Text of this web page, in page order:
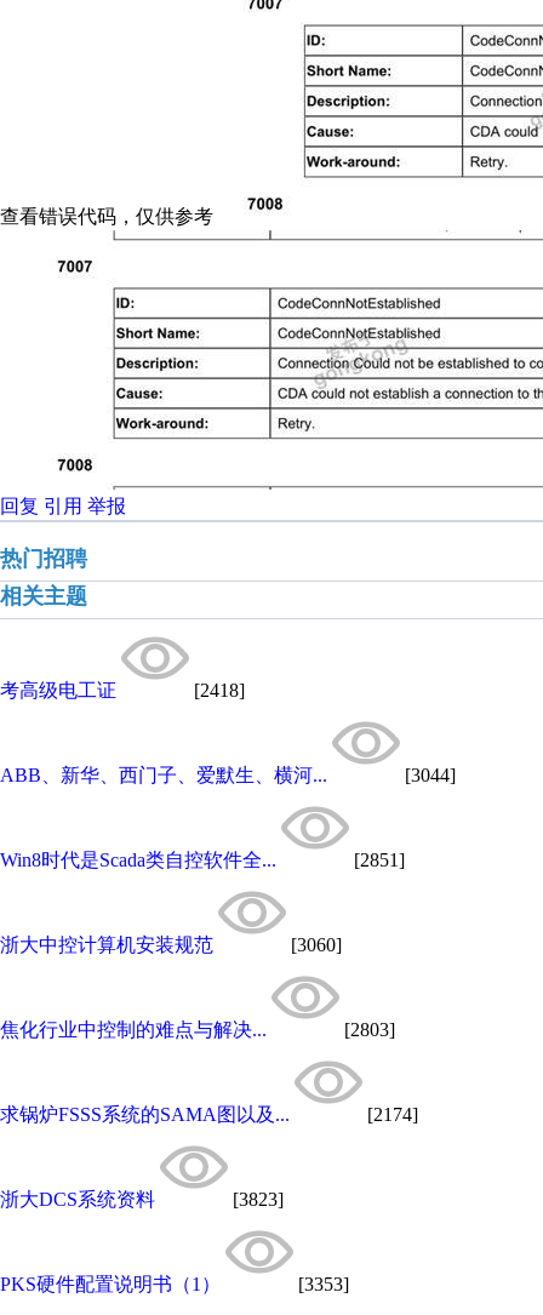
查看错误代码，仅供参考
回复 引用 举报
热门招聘
相关主题
考高级电工证 [2418]
ABB、新华、西门子、爱默生、横河... [3044]
Win8时代是Scada类自控软件全... [2851]
浙大中控计算机安装规范 [3060]
焦化行业中控制的难点与解决... [2803]
求锅炉FSSS系统的SAMA图以及... [2174]
浙大DCS系统资料 [3823]
PKS硬件配置说明书（1） [3353]